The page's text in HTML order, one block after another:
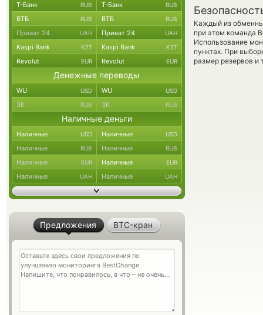
Каждый из
при этом команда
Использование
пунктах. При
размер резервов и
Т-Банк RUB Т-Банк RUB
ВТБ RUB ВТБ RUB
Приват 24 UAH Приват 24 UAH
Kaspi Bank KZT Kaspi Bank KZT
Revolut EUR Revolut EUR
Денежные переводы
WU USD WU USD
ЗК RUB ЗК RUB
Наличные деньги
Наличные USD Наличные USD
Наличные RUB Наличные RUB
Наличные EUR Наличные EUR
Наличные UAH Наличные UAH
Предложения BTC-кран